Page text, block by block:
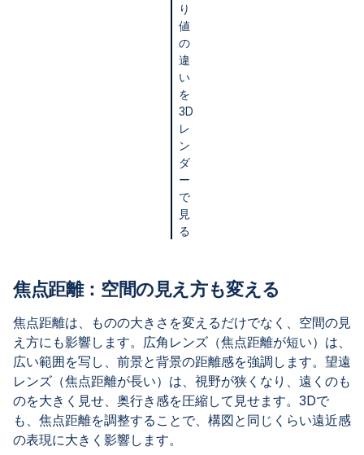
り
値
の
違
い
を
3D
レ
ン
ダ
ー
で
見
る
焦点距離：空間の見え方も変える
焦点距離は、ものの大きさを変えるだけでなく、空間の見
え方にも影響します。広角レンズ（焦点距離が短い）は、
広い範囲を写し、前景と背景の距離感を強調します。望遠
レンズ（焦点距離が長い）は、視野が狭くなり、遠くのも
のを大きく見せ、奥行き感を圧縮して見せます。3Dで
も、焦点距離を調整することで、構図と同じくらい遠近感
の表現に大きく影響します。